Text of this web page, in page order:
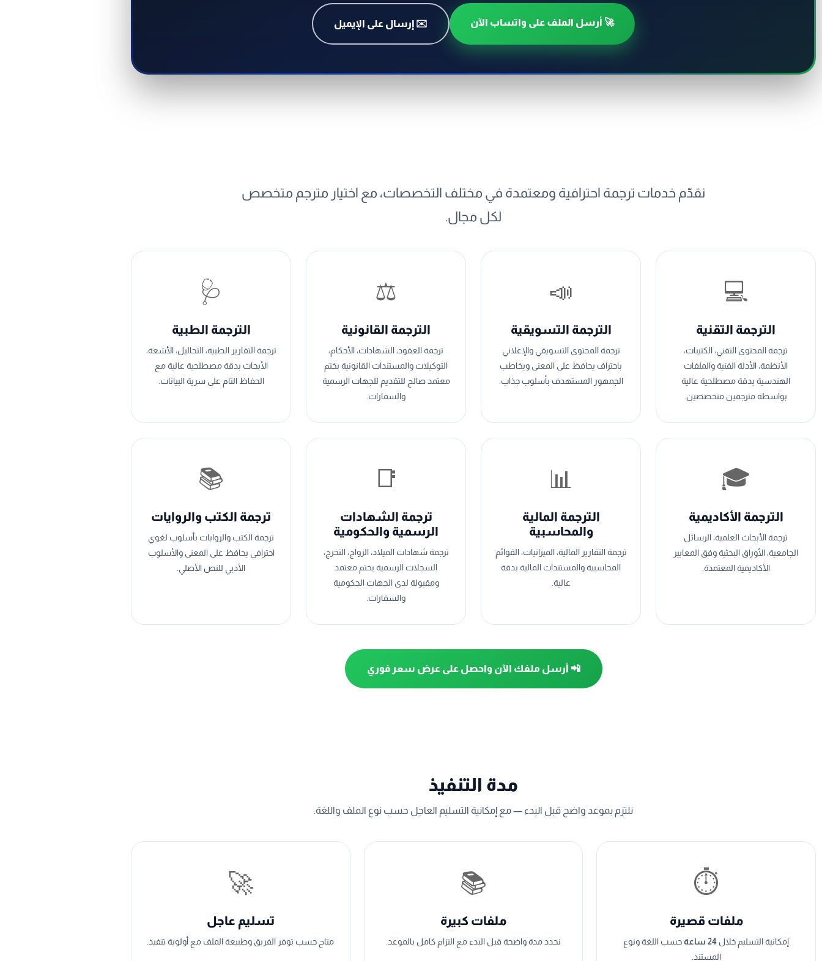
🚀 أرسل الملف على واتساب الآن ✉️ إرسال على الإيميل
نقدّم خدمات ترجمة احترافية ومعتمدة في مختلف التخصصات، مع اختيار مترجم متخصص
لكل مجال.
💻
الترجمة التقنية
ترجمة المحتوى التقني، الكتيبات،
الأنظمة، الأدلة الفنية والملفات
الهندسية بدقة مصطلحية عالية
بواسطة مترجمين متخصصين.
📣
الترجمة التسويقية
ترجمة المحتوى التسويقي والإعلاني
باحتراف يحافظ على المعنى ويخاطب
الجمهور المستهدف بأسلوب جذاب.
⚖️
الترجمة القانونية
ترجمة العقود، الشهادات، الأحكام،
التوكيلات والمستندات القانونية بختم
معتمد صالح للتقديم للجهات الرسمية
والسفارات.
🩺
الترجمة الطبية
ترجمة التقارير الطبية، التحاليل، الأشعة،
الأبحاث بدقة مصطلحية عالية مع
الحفاظ التام على سرية البيانات.
🎓
الترجمة الأكاديمية
ترجمة الأبحاث العلمية، الرسائل
الجامعية، الأوراق البحثية وفق المعايير
الأكاديمية المعتمدة.
📊
الترجمة المالية
والمحاسبية
ترجمة التقارير المالية، الميزانيات، القوائم
المحاسبية والمستندات المالية بدقة
عالية.
📑
ترجمة الشهادات
الرسمية والحكومية
ترجمة شهادات الميلاد، الزواج، التخرج،
السجلات الرسمية بختم معتمد
ومقبولة لدى الجهات الحكومية
والسفارات.
📚
ترجمة الكتب والروايات
ترجمة الكتب والروايات بأسلوب لغوي
احترافي يحافظ على المعنى والأسلوب
الأدبي للنص الأصلي.
📲 أرسل ملفك الآن واحصل على عرض سعر فوري
مدة التنفيذ
نلتزم بموعد واضح قبل البدء — مع إمكانية التسليم العاجل حسب نوع الملف واللغة.
⏱️
ملفات قصيرة
إمكانية التسليم خلال 24 ساعة
حسب اللغة ونوع
المستند.
📚
ملفات كبيرة
نحدد مدة واضحة قبل البدء مع التزام كامل بالموعد.
🚀
تسليم عاجل
متاح حسب توفر الفريق وطبيعة الملف مع أولوية تنفيذ.